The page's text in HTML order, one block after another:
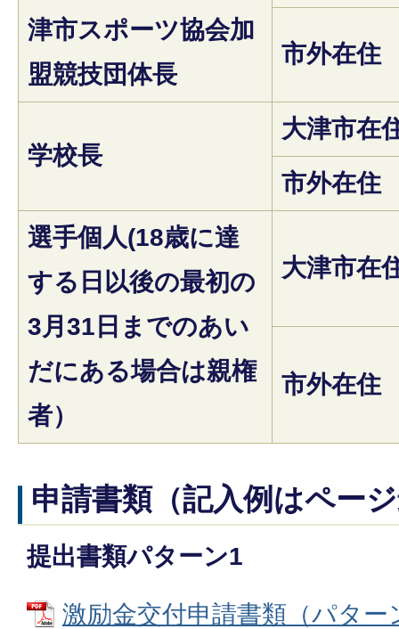
津市スポーツ協会加
盟競技団体長
市外在住
学校長
大津市在
市外在住
選手個人(18歳に達
する日以後の最初の
3月31日までのあい
だにある場合は親権
者）
大津市在
市外在住
申請書類（記入例はペー
提出書類パターン1
激励金交付申請書類（パタ